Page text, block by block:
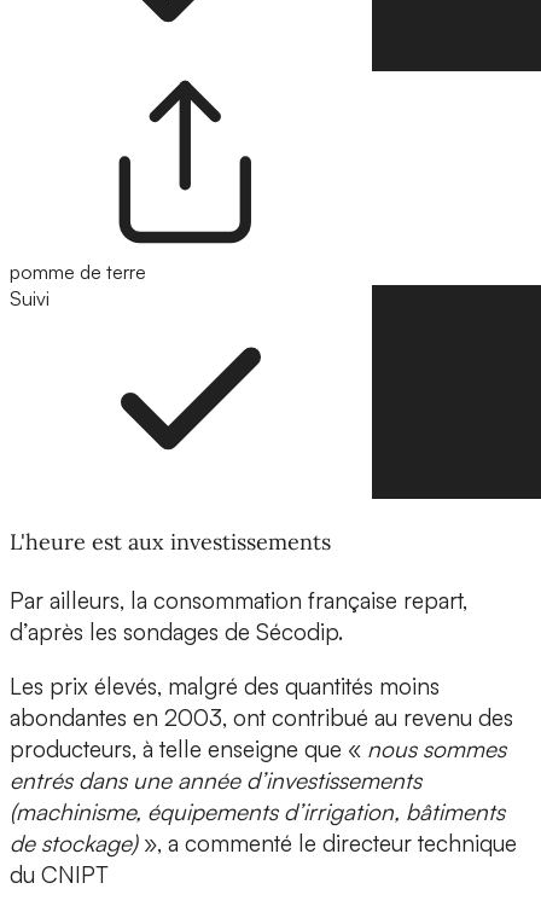
pomme de terre
Suivi
L'heure est aux investissements
Par ailleurs, la consommation française repart,
d’après les sondages de Sécodip.
Les prix élevés, malgré des quantités moins
abondantes en 2003, ont contribué au revenu des
producteurs, à telle enseigne que « nous sommes
entrés dans une année d’investissements
(machinisme, équipements d’irrigation, bâtiments
de stockage)», a commenté le directeur technique
du CNIPT